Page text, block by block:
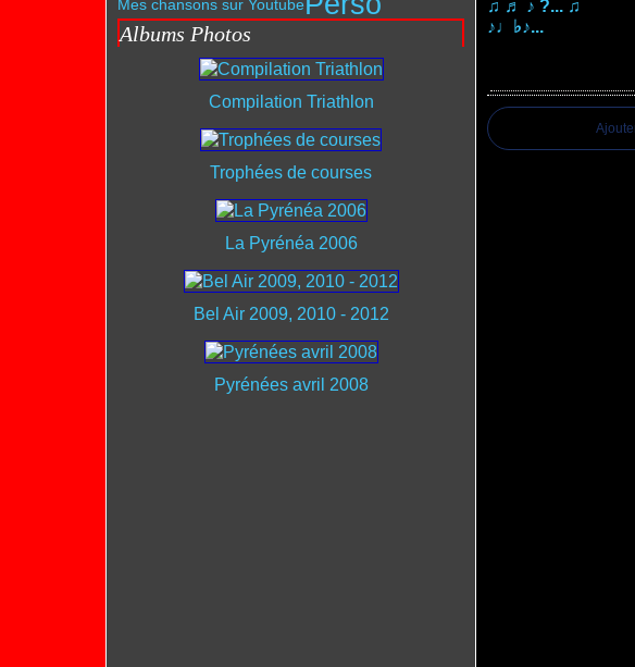
Mes chansons sur Youtube
Albums Photos
Compilation Triathlon
Trophées de courses
La Pyrénéa 2006
Bel Air 2009, 2010 - 2012
Pyrénées avril 2008
♫ ♬ ♪ ?... ♫
♪♩♭♪...